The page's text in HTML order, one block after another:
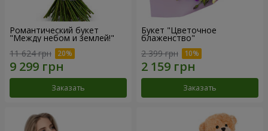
Романтический букет
"Между небом и землей!"
11 624 грн
Заказать
Букет "Цветочное
блаженство"
2 399 грн
Заказать